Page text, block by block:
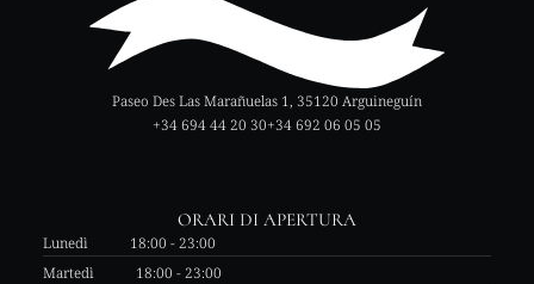
Paseo Des Las Marañuelas 1, 35120 Arguineguín
+34 694 44 20 30+34 692 06 05 05
ORARI DI APERTURA
Lunedì
18:00 - 23:00
Martedì
18:00 - 23:00